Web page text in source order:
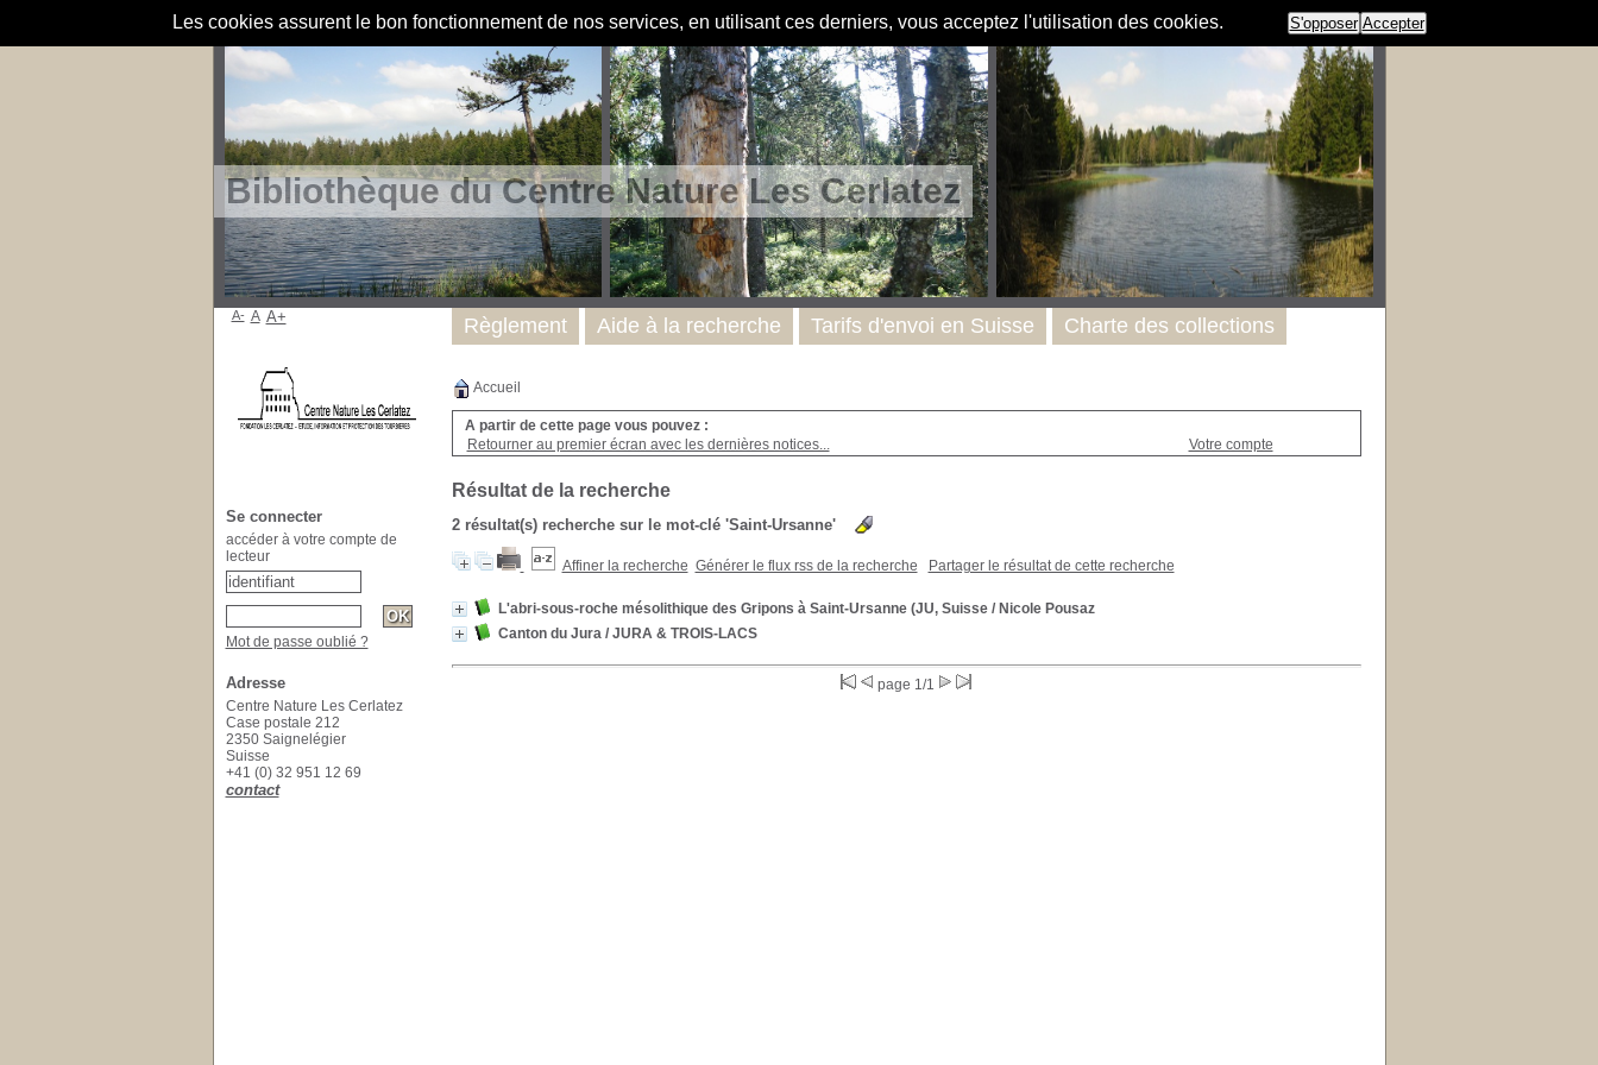
Les cookies assurent le bon fonctionnement de nos services, en utilisant ces derniers, vous acceptez l'utilisation des cookies. S'opposer Accepter
Bibliothèque du Centre Nature Les Cerlatez
Accueil
A partir de cette page vous pouvez :
Retourner au premier écran avec les dernières notices...
Votre compte
Résultat de la recherche
2 résultat(s) recherche sur le mot-clé 'Saint-Ursanne'
Affiner la recherche Générer le flux rss de la recherche Partager le résultat de cette recherche
L'abri-sous-roche mésolithique des Gripons à Saint-Ursanne (JU, Suisse/ Nicole Pousaz
Canton du Jura/ JURA & TROIS-LACS
page 1/1
Règlement Aide à la recherche Tarifs d'envoi en Suisse Charte des collections
A- A A+
Se connecter
accéder à votre compte de
lecteur
Mot de passe oublié ?
Adresse
Centre Nature Les Cerlatez
Case postale 212
2350 Saignelégier
Suisse
+41 (0) 32 951 12 69
contact